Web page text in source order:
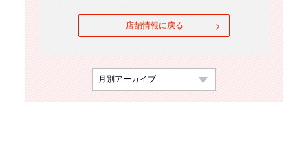
店舗情報に戻る